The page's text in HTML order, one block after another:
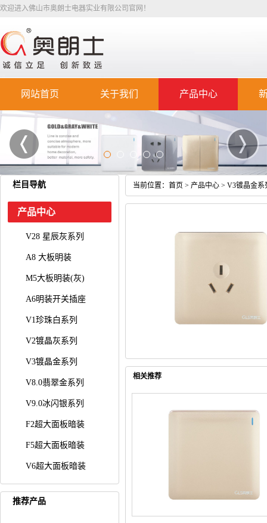
欢迎进入佛山市奥朗士电器实业有限公司官网！
网站首页 关于我们 产品中心
栏目导航
产品中心
V28 星辰灰系列
A8 大板明装
M5大板明装(灰)
A6明装开关插座
V1珍珠白系列
V2镀晶灰系列
V3镀晶金系列
V8.0翡翠金系列
V9.0冰闪银系列
F2超大面板暗装
F5超大面板暗装
V6超大面板暗装
推荐产品
当前位置： 首页 > 产品中心 > V3镀晶金系
相关推荐